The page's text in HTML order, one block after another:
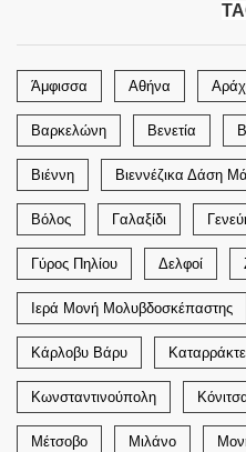
Άμφισσα Αθήνα
Βαρκελώνη Βενετία
Βιέννη Βιεννέζικα Δάση
Βόλος Γαλαξίδι
Γύρος Πηλίου Δελφοί
Ιερά Μονή Μολυβδοσκέπαστης
Κάρλοβυ Βάρυ
Κωνσταντινούπολη
Μέτσοβο Μιλάνο